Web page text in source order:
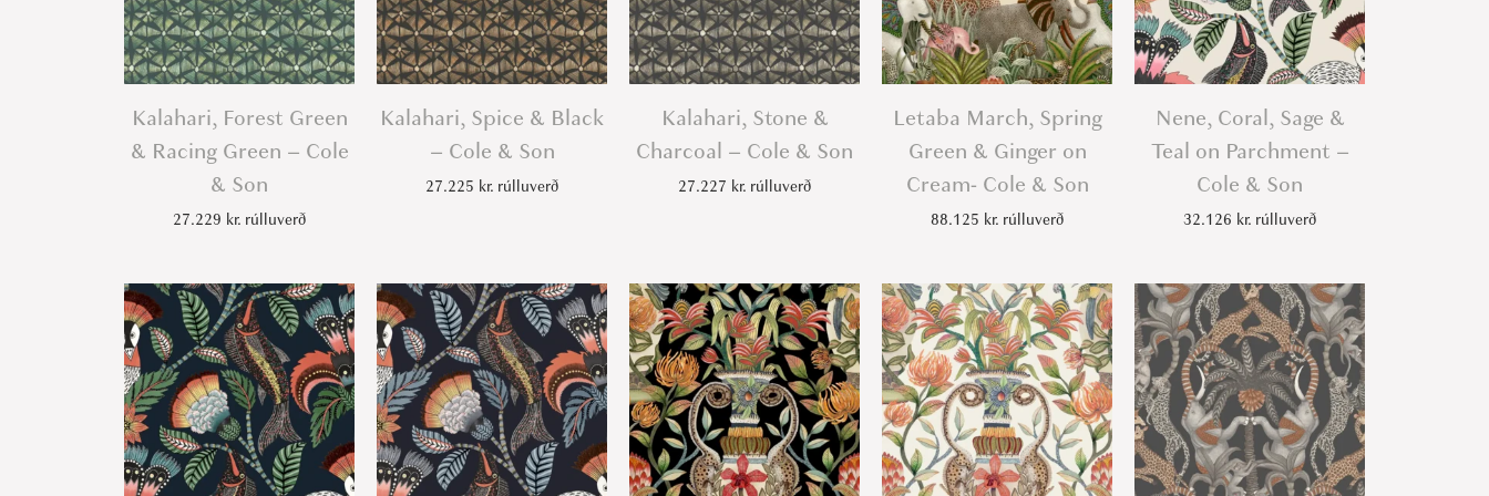
Kalahari, Forest Green
& Racing Green – Cole
& Son
27.229 kr. rúlluverð
Kalahari, Spice & Black
– Cole & Son
27.225 kr. rúlluverð
Kalahari, Stone &
Charcoal – Cole & Son
27.227 kr. rúlluverð
Letaba March, Spring
Green & Ginger on
Cream- Cole & Son
88.125 kr. rúlluverð
Nene, Coral, Sage &
Teal on Parchment –
Cole & Son
32.126 kr. rúlluverð